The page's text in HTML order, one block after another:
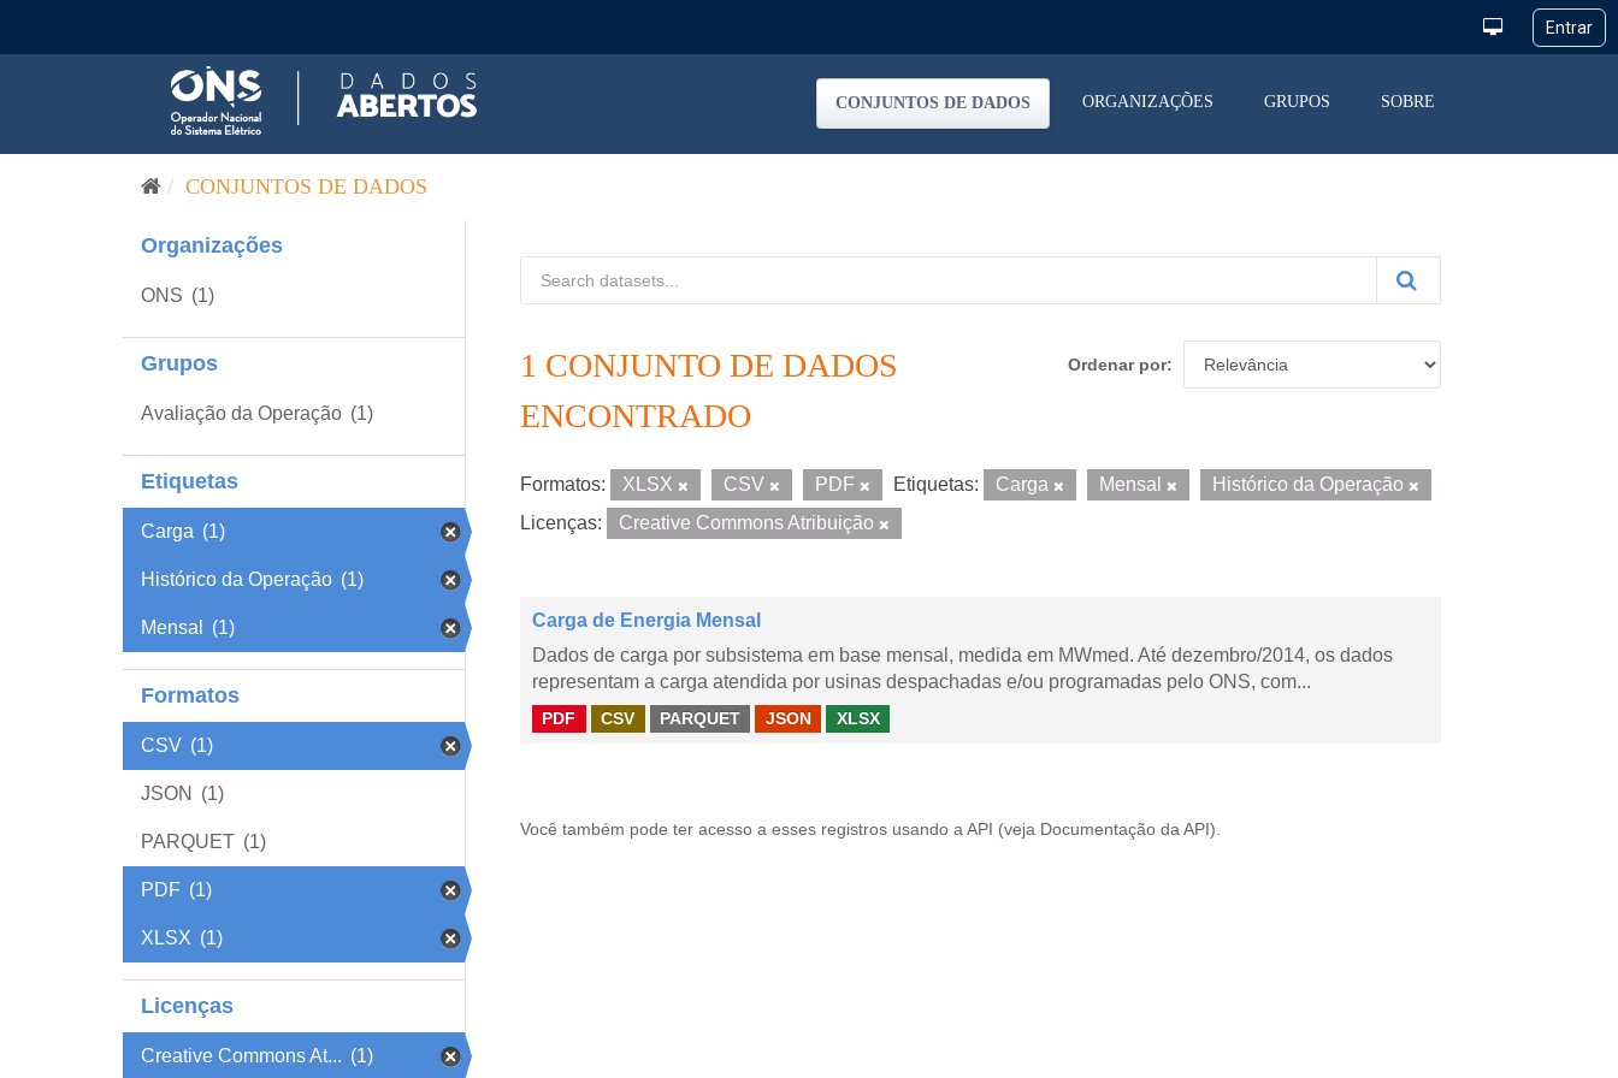
CONJUNTOS DE DADOS ORGANIZAÇÕES GRUPOS SOBRE
CONJUNTOS DE DADOS
Organizações
ONS (1)
Grupos
Avaliação da Operação (1)
Etiquetas
Carga (1)
Histórico da Operação (1)
Mensal (1)
Formatos
CSV (1)
JSON (1)
PARQUET (1)
PDF (1)
XLSX (1)
Licenças
Creative Commons At... (1)
Ordenar por
1 CONJUNTO DE DADOS
ENCONTRADO
Formatos: XLSX CSV PDF Etiquetas: Carga Mensal
Histórico da Operação
Licenças:
Creative Commons Atribuição
Carga de Energia Mensal
Dados de carga por subsistema em base mensal, medida em MWmed. Até dezembro/2014, os dados
representam a carga atendida por usinas despachadas e/ou programadas pelo ONS, com...
PDF CSV PARQUET JSON XLSX
Você também pode ter acesso a esses registros usando a API (veja Documentação da API ).